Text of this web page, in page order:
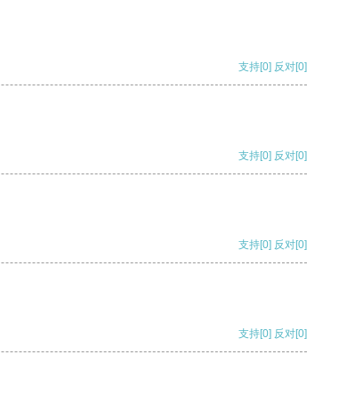
支持[0] 反对[0]
支持[0] 反对[0]
支持[0] 反对[0]
支持[0] 反对[0]